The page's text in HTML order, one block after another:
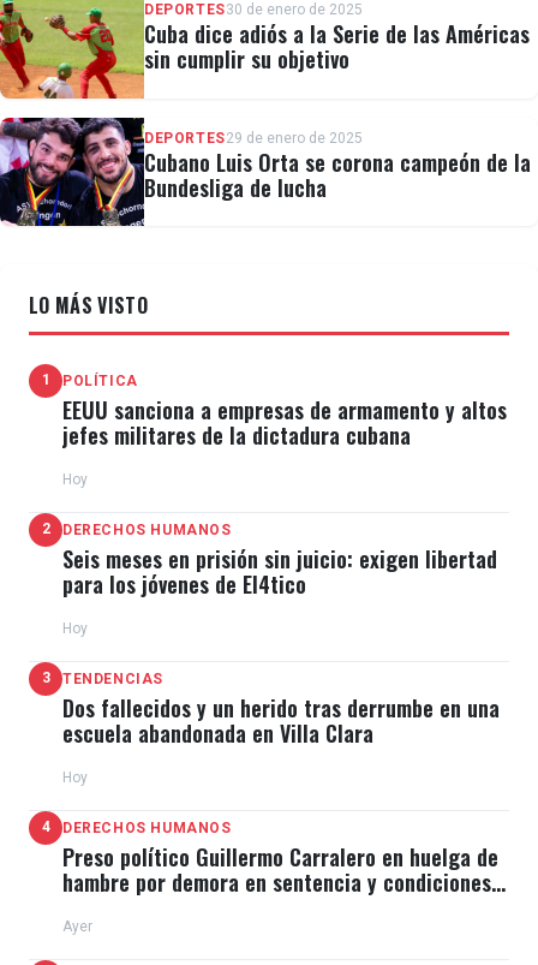
DEPORTES30 de enero de 2025
Cuba dice adiós a la Serie de las Américas
sin cumplir su objetivo
DEPORTES29 de enero de 2025
Cubano Luis Orta se corona campeón de la
Bundesliga de lucha
LO MÁS VISTO
1 POLÍTICA
EEUU sanciona a empresas de armamento y altos
jefes militares de la dictadura cubana
Hoy
2 DERECHOS HUMANOS
Seis meses en prisión sin juicio: exigen libertad
para los jóvenes de El4tico
Hoy
3 TENDENCIAS
Dos fallecidos y un herido tras derrumbe en una
escuela abandonada en Villa Clara
Hoy
4 DERECHOS HUMANOS
Preso político Guillermo Carralero en huelga de
hambre por demora en sentencia y condiciones
Ayer